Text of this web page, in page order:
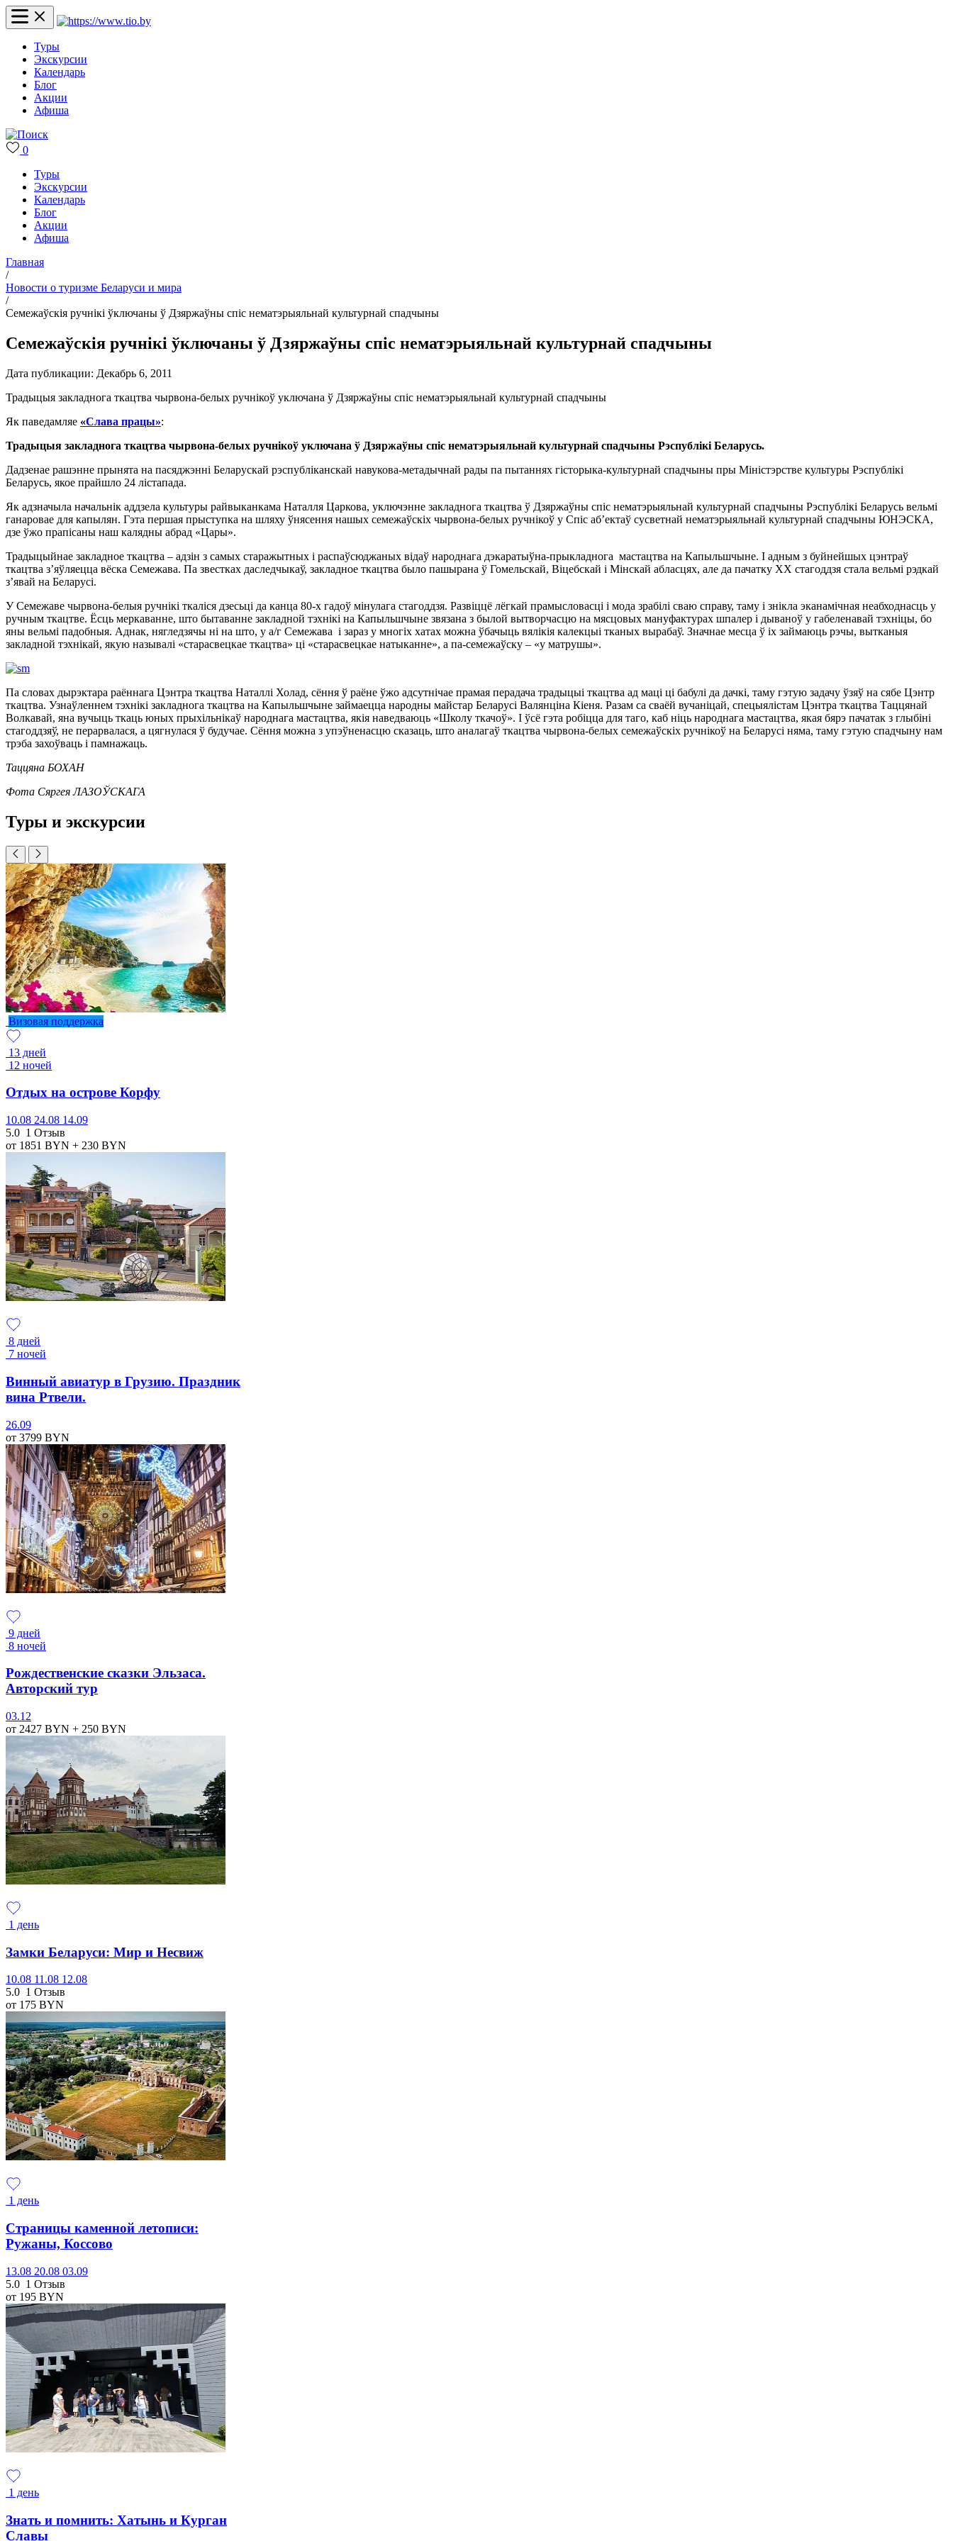
Туры
Экскурсии
Календарь
Блог
Акции
Афиша
0
Туры
Экскурсии
Календарь
Блог
Акции
Афиша
Главная
/
Новости о туризме Беларуси и мира
/
Семежаўскія ручнікі ўключаны ў Дзяржаўны спіс нематэрыяльнай культурнай спадчыны
Семежаўскія ручнікі ўключаны ў Дзяржаўны спіс нематэрыяльнай культурнай спадчыны
Дата публикации: Декабрь 6, 2011
Традыцыя закладнога ткацтва чырвона-белых ручнікоў уключана ў Дзяржаўны спіс нематэрыяльнай культурнай спадчыны
Як паведамляе «Слава працы»:
Традыцыя закладнога ткацтва чырвона-белых ручнікоў уключана ў Дзяржаўны спіс нематэрыяльнай культурнай спадчыны Рэспублікі Беларусь.
Дадзенае рашэнне прынята на пасяджэнні Беларускай рэспубліканскай навукова-метадычнай рады па пытаннях гісторыка-культурнай спадчыны пры Міністэрстве культуры Рэспублікі
Беларусь, якое прайшло 24 лістапада.
Як адзначыла начальнік аддзела культуры райвыканкама Наталля Царкова, уключэнне закладнога ткацтва ў Дзяржаўны спіс нематэрыяльнай культурнай спадчыны Рэспублікі Беларусь вельмі
ганаровае для капылян. Гэта першая прыступка на шляху ўнясення нашых семежаўскіх чырвона-белых ручнікоў у Спіс аб’ектаў сусветнай нематэрыяльнай культурнай спадчыны ЮНЭСКА,
дзе ўжо прапісаны наш калядны абрад «Цары».
Традыцыйнае закладное ткацтва – адзін з самых старажытных і распаўсюджаных відаў народнага дэкаратыўна-прыкладнога мастацтва на Капыльшчыне. І адным з буйнейшых цэнтраў
ткацтва з’яўляецца вёска Семежава. Па звестках даследчыкаў, закладное ткацтва было пашырана ў Гомельскай, Віцебскай і Мінскай абласцях, але да пачатку ХХ стагоддзя стала вельмі рэдкай
з’явай на Беларусі.
У Семежаве чырвона-белыя ручнікі ткаліся дзесьці да канца 80-х гадоў мінулага стагоддзя. Развіццё лёгкай прамысловасці і мода зрабілі сваю справу, таму і знікла эканамічная неабходнасць у
ручным ткацтве. Ёсць меркаванне, што бытаванне закладной тэхнікі на Капыльшчыне звязана з былой вытворчасцю на мясцовых мануфактурах шпалер і дываноў у габеленавай тэхніцы, бо
яны вельмі падобныя. Аднак, нягледзячы ні на што, у а/г Семежава і зараз у многіх хатах можна ўбачыць вялікія калекцыі тканых вырабаў. Значнае месца ў іх займаюць рэчы, вытканыя
закладной тэхнікай, якую называлі «старасвецкае ткацтва» ці «старасвецкае натыканне», а па-семежаўску – «у матрушы».
Па словах дырэктара раённага Цэнтра ткацтва Наталлі Холад, сёння ў раёне ўжо адсутнічае прамая перадача традыцыі ткацтва ад маці ці бабулі да дачкі, таму гэтую задачу ўзяў на сябе Цэнтр
ткацтва. Узнаўленнем тэхнікі закладнога ткацтва на Капыльшчыне займаецца народны майстар Беларусі Валянціна Кіеня. Разам са сваёй вучаніцай, спецыялістам Цэнтра ткацтва Таццянай
Волкавай, яна вучыць ткаць юных прыхільнікаў народнага мастацтва, якія наведваюць «Школу ткачоў». І ўсё гэта робіцца для таго, каб ніць народнага мастацтва, якая бярэ пачатак з глыбіні
стагоддзяў, не перарвалася, а цягнулася ў будучае. Сёння можна з упэўненасцю сказаць, што аналагаў ткацтва чырвона-белых семежаўскіх ручнікоў на Беларусі няма, таму гэтую спадчыну нам
трэба захоўваць і памнажаць.
Таццяна БОХАН
Фота Сяргея ЛАЗОЎСКАГА
Туры и экскурсии
Визовая поддержка
13 дней
12 ночей
Отдых на острове Корфу
10.08 24.08 14.09
5.0 1 Отзыв
от 1851 BYN + 230 BYN
8 дней
7 ночей
Винный авиатур в Грузию. Праздник
вина Ртвели.
26.09
от 3799 BYN
9 дней
8 ночей
Рождественские сказки Эльзаса.
Авторский тур
03.12
от 2427 BYN + 250 BYN
1 день
Замки Беларуси: Мир и Несвиж
10.08 11.08 12.08
5.0 1 Отзыв
от 175 BYN
1 день
Страницы каменной летописи:
Ружаны, Коссово
13.08 20.08 03.09
5.0 1 Отзыв
от 195 BYN
1 день
Знать и помнить: Хатынь и Курган
Славы